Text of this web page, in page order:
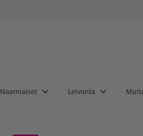
Naamiaiset Leivonta